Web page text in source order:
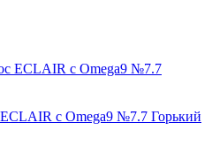
с Omega9 №7.7 Горький